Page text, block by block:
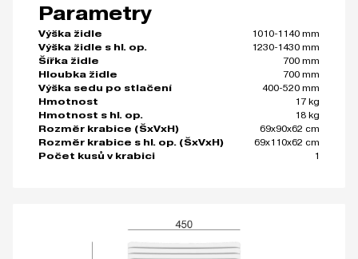
Parametry
Výška židle
1010-1140 mm
Výška židle s hl. op.
1230-1430 mm
Šířka židle
700 mm
Hloubka židle
700 mm
Výška sedu po stlačení
400-520 mm
Hmotnost
17 kg
Hmotnost s hl. op.
18 kg
Rozměr krabice (ŠxVxH)
69x90x62 cm
Rozměr krabice s hl. op. (ŠxVxH)
69x110x62 cm
Počet kusů v krabici
1